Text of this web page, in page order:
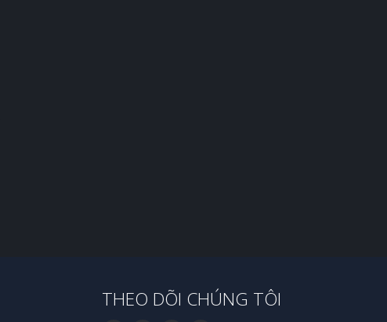
THEO DÕI CHÚNG TÔI